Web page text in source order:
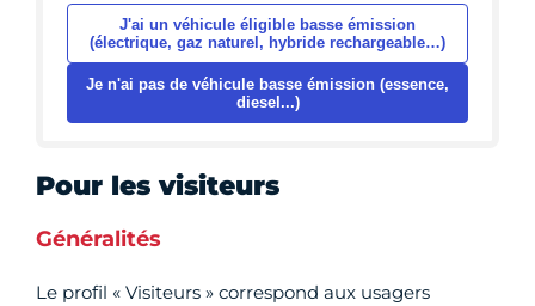
Pour les visiteurs
Généralités
Le profil « Visiteurs » correspond aux usagers